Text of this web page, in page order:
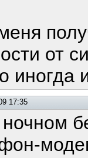
от
иногда
17:35